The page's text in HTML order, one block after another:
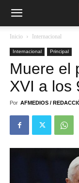
Inicio Internacional
Internacional Principal
Muere el
XVI a los
Por AFMEDIOS /